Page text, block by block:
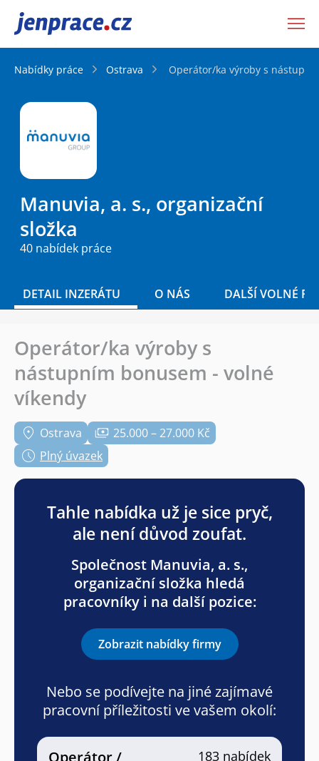
JenPráce.cz
Nabídky práce Ostrava Operátor/ka výroby s
Manuvia, a. s., organizační
složka
40 nabídek práce
DETAIL INZERÁTU O NÁS DALŠÍ VOLNÉ
Operátor/ka výroby s
nástupním bonusem - volné
víkendy
Ostrava
25.000 – 27.000 Kč
Plný úvazek
Tahle nabídka už je sice pryč,
ale není důvod zoufat.
Společnost Manuvia, a. s.,
organizační složka hledá
pracovníky i na další pozice:
Zobrazit nabídky firmy
Nebo se podívejte na jiné zajímavé
pracovní příležitosti ve vašem okolí:
183 nabídek